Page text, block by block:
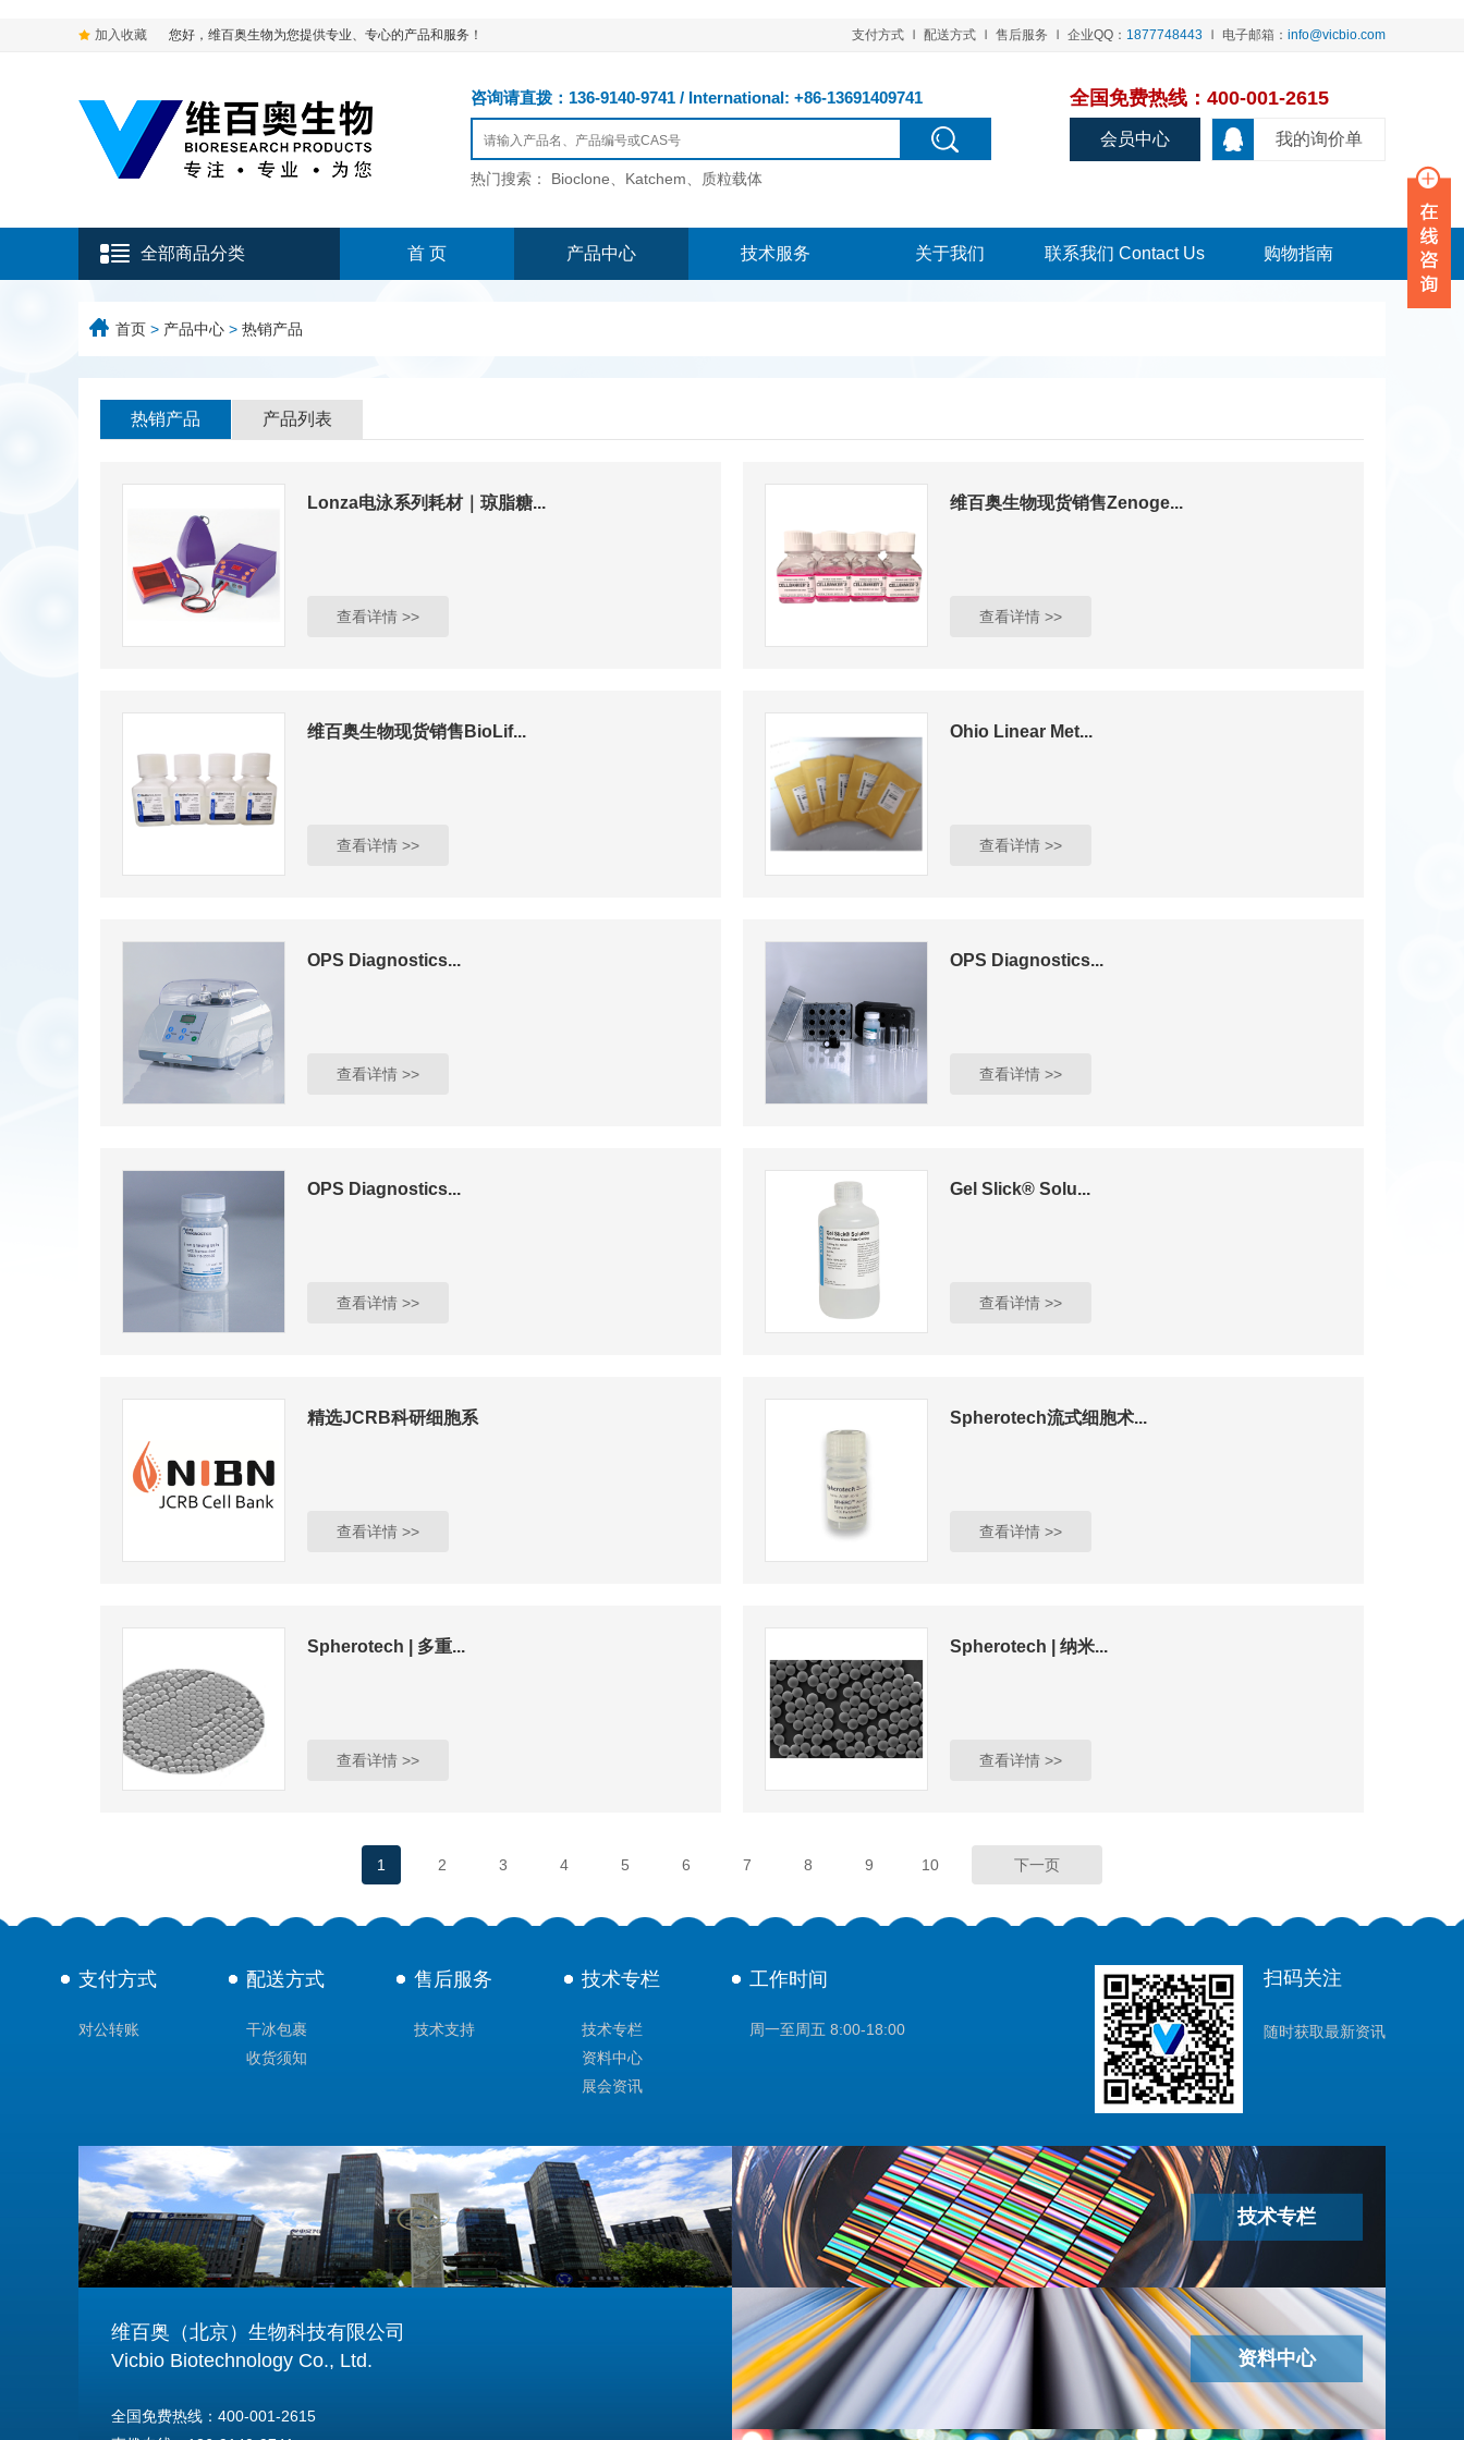
加入收藏 您好，维百奥生物为您提供专业、专心的产品和服务！ 支付方式 配送方式 售后服务 企业QQ： 1877748443 电子邮箱： info@vicbio.com
咨询请直拨：136-9140-9741 / International: +86-13691409741
热门搜索： Bioclone、Katchem、质粒载体
全国免费热线：400-001-2615
我的询价单
会员中心
全部商品分类 首 页 产品中心 技术服务 关于我们 联系我们 Contact Us 购物指南
首页 > 产品中心 > 热销产品
热销产品 产品列表
Lonza电泳系列耗材｜琼脂糖...
查看详情 >>
维百奥生物现货销售Zenoge...
查看详情 >>
维百奥生物现货销售BioLif...
查看详情 >>
Ohio Linear Met...
查看详情 >>
OPS Diagnostics...
查看详情 >>
OPS Diagnostics...
查看详情 >>
OPS Diagnostics...
查看详情 >>
Gel Slick® Solu...
查看详情 >>
精选JCRB科研细胞系
查看详情 >>
Spherotech流式细胞术...
查看详情 >>
Spherotech | 多重...
查看详情 >>
Spherotech | 纳米...
查看详情 >>
1 2 3 4 5 6 7 8 9 10 下一页
支付方式
对公转账
配送方式
干冰包裹
收货须知
售后服务
技术支持
技术专栏
技术专栏
资料中心
展会资讯
工作时间
周一至周五 8:00-18:00
扫码关注
随时获取最新资讯
维百奥（北京）生物科技有限公司
Vicbio Biotechnology Co., Ltd.
全国免费热线：400-001-2615
技术专栏
资料中心